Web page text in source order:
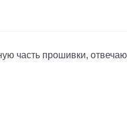
часть прошивки,